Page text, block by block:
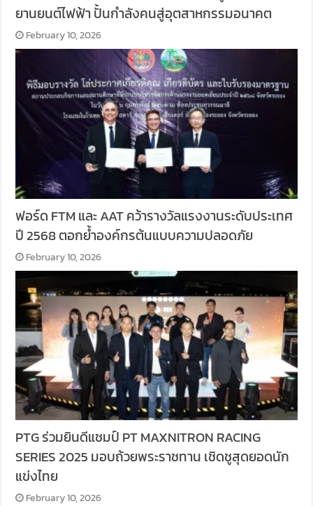
ยานยนต์ไฟฟ้า ปั้นกำลังคนสู่อุตสาหกรรมอนาคต
February 10, 2026
ฟอร์ด FTM และ AAT คว้ารางวัลแรงงานระดับประเทศ
ปี 2568 ตอกย้ำองค์กรต้นแบบความปลอดภัย
February 10, 2026
PTG ร่วมยินดีแชมป์ PT MAXNITRON RACING
SERIES 2025 มอบถ้วยพระราชทาน เชิดชูสุดยอดนัก
แข่งไทย
February 10, 2026